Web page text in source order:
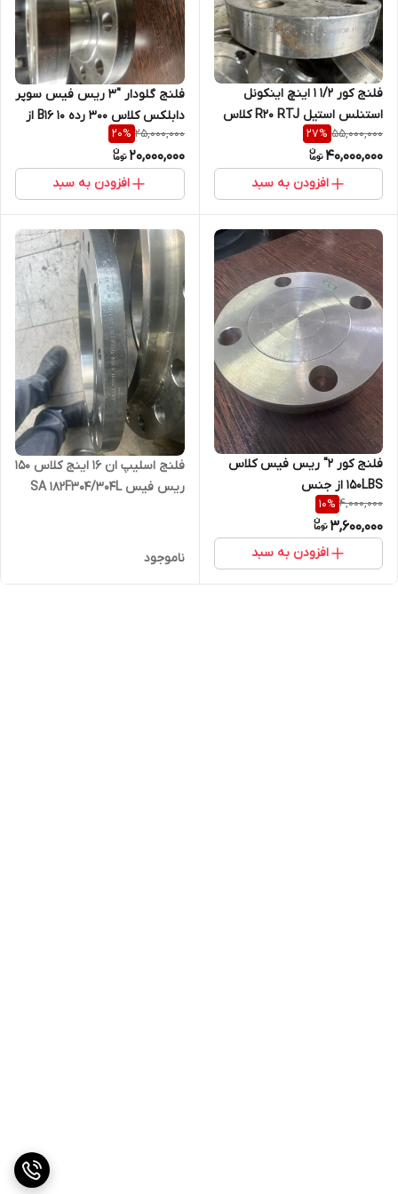
فلنج کور 1/2 1 اینچ اینکونل
استنلس استیل R20 RTJ کلاس
900 از جنس UNS NO6625
55,000,000
27%
40,000,000
افزودن به سبد
فلنج گلودار "3 ریس فیس سوپر
دابلکس کلاس 300 رده 10 B16 از
جنس SA182/F53
25,000,000
20%
20,000,000
افزودن به سبد
فلنج کور 2" ریس فیس کلاس
150LBS از جنس
SA182F321,ANSIB16.5,فابریک
4,000,000
10%
3,600,000
افزودن به سبد
فلنج اسلیپ ان 16 اینج کلاس 150
ریس فیس SA 182F304/304L
ناموجود